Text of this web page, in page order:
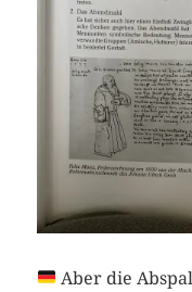
Aber die